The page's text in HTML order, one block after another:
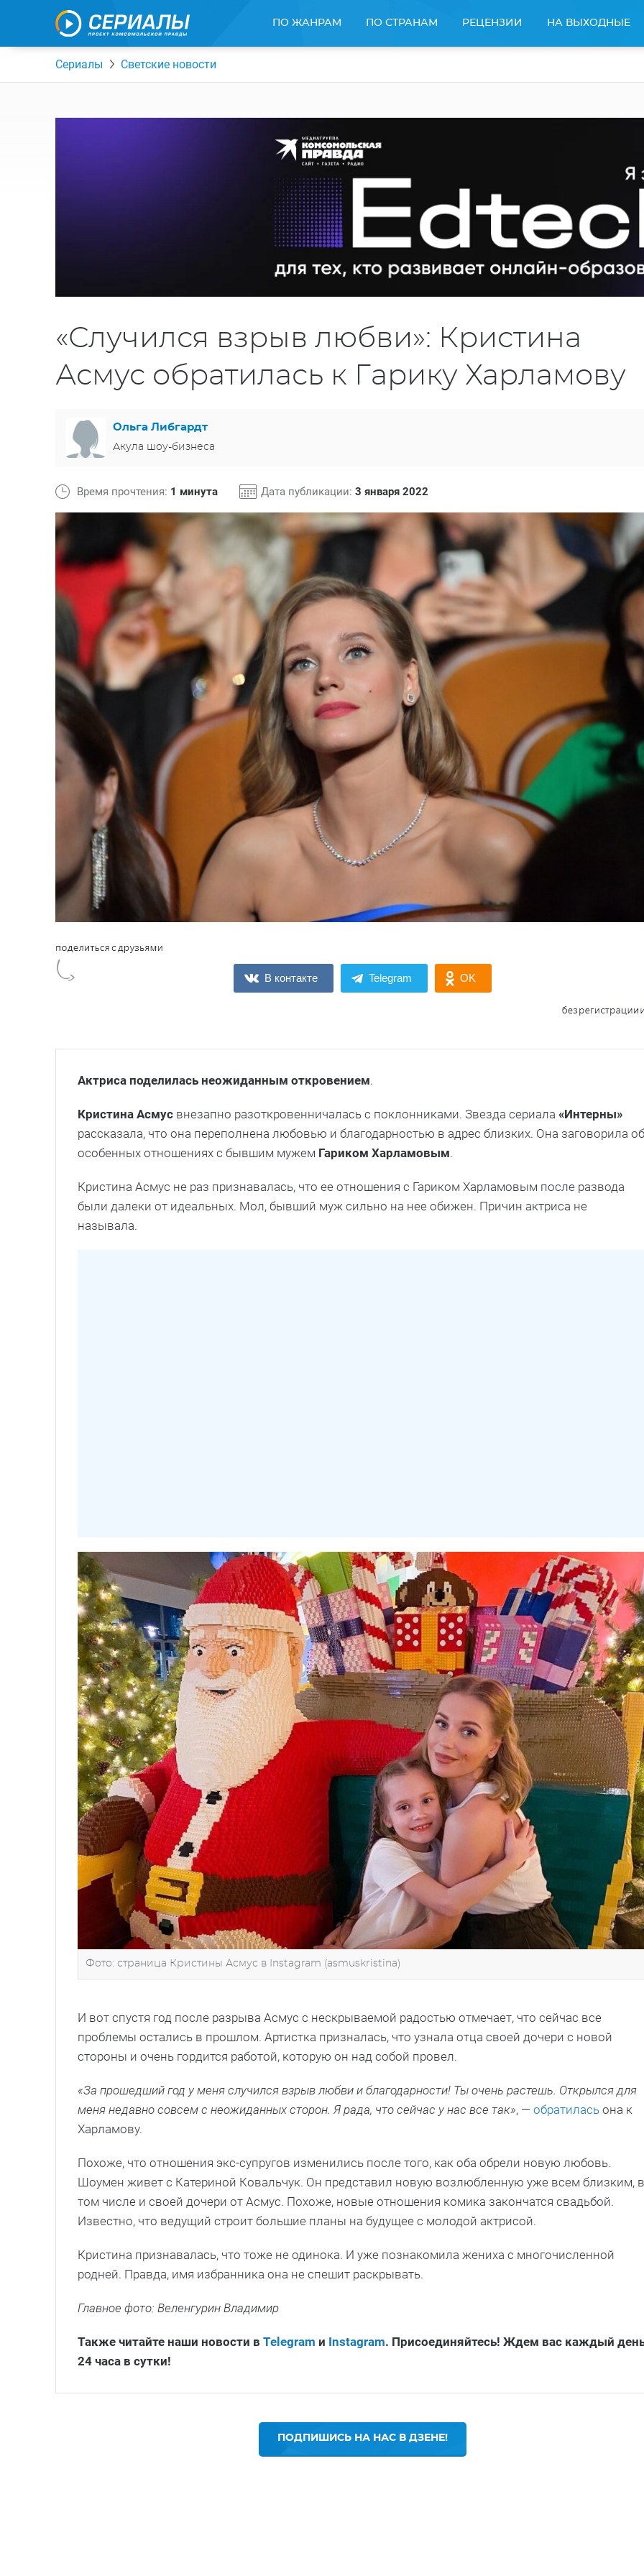
ПО ЖАНРАМ ПО СТРАНАМ РЕЦЕНЗИИ НА ВЫХОДНЫЕ
Сериалы Светские новости
«Случился взрыв любви»: Кристина
Асмус обратилась к Гарику Харламову
Ольга Либгардт
Акула шоу-бизнеса
Время прочтения: 1 минута Дата публикации: 3 января 2022
В контакте Telegram OK
Актриса поделилась неожиданным откровением.
Кристина Асмус внезапно разоткровенничалась с поклонниками. Звезда сериала «Интерны»
рассказала, что она переполнена любовью и благодарностью в адрес близких. Она заговорила об
особенных отношениях с бывшим мужем Гариком Харламовым.
Кристина Асмус не раз признавалась, что ее отношения с Гариком Харламовым после развода
были далеки от идеальных. Мол, бывший муж сильно на нее обижен. Причин актриса не
называла.
Фото: страница Кристины Асмус в Instagram (asmuskristina)
И вот спустя год после разрыва Асмус с нескрываемой радостью отмечает, что сейчас все
проблемы остались в прошлом. Артистка призналась, что узнала отца своей дочери с новой
стороны и очень гордится работой, которую он над собой провел.
«За прошедший год у меня случился взрыв любви и благодарности! Ты очень растешь. Открылся для
меня недавно совсем с неожиданных сторон. Я рада, что сейчас у нас все так», — обратилась она к
Харламову.
Похоже, что отношения экс-супругов изменились после того, как оба обрели новую любовь.
Шоумен живет с Катериной Ковальчук. Он представил новую возлюбленную уже всем близким, в
том числе и своей дочери от Асмус. Похоже, новые отношения комика закончатся свадьбой.
Известно, что ведущий строит большие планы на будущее с молодой актрисой.
Кристина признавалась, что тоже не одинока. И уже познакомила жениха с многочисленной
родней. Правда, имя избранника она не спешит раскрывать.
Главное фото: Веленгурин Владимир
Также читайте наши новости в Telegram и Instagram. Присоединяйтесь! Ждем вас каждый
24 часа в сутки!
ПОДПИШИСЬ НА НАС В ДЗЕНЕ!